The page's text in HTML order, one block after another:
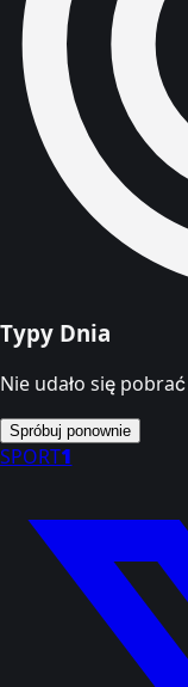
Typy Dnia
Nie udało się
Spróbuj ponownie
SPORT1